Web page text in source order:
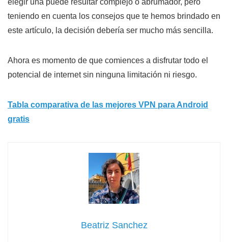
teniendo en cuenta los consejos que te hemos brindado en
este artículo, la decisión debería ser mucho más sencilla.
Ahora es momento de que comiences a disfrutar todo el
potencial de internet sin ninguna limitación ni riesgo.
Tabla comparativa de las mejores VPN para Android
gratis
Beatriz Sanchez